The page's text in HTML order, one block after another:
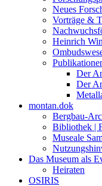
Neues
Vorträge &
Heinrich
Der
Der
montan.dok
Bergbau-
Bibliothek |
Museale
Das Museum als
Heiraten
OSIRIS